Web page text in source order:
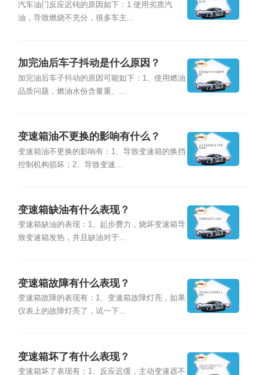
汽车油门反应迟钝的原因如下：1.使用劣质汽
油，导致燃烧不充分，很多车主...
加完油后车子抖动是什么原因？
加完油后车子抖动的原因可能如下：1、使用燃油
品质问题，燃油水份含量重、...
变速箱油不更换的影响有什么？
变速箱油不更换的影响有：1、导致变速箱的换挡
控制机构损坏；2、导致变速...
变速箱缺油有什么表现？
变速箱缺油的表现：1、起步费力，烧坏变速箱导
致变速箱发热，并且缺油对于...
变速箱故障有什么表现？
变速箱故障的表现有：1、变速箱故障灯亮，如果
仪表上的故障灯亮了，试一下...
变速箱坏了有什么表现？
变速箱坏了表现有：1、反应迟缓，主动变速器不